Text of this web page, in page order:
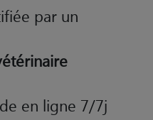
par un
en ligne 7/7j